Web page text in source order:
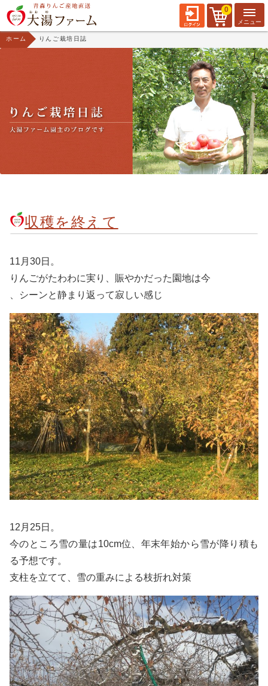
0
ホーム りんご栽培日誌
収穫を終えて
11月30日。
りんごがたわわに実り、賑やかだった園地は今
、シーンと静まり返って寂しい感じ
12月25日。
今のところ雪の量は10cm位、年末年始から雪が降り積も
る予想です。
支柱を立てて、雪の重みによる枝折れ対策